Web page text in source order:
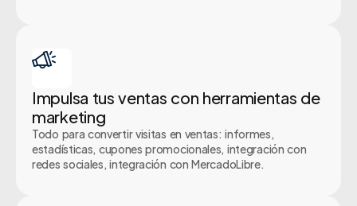
Impulsa tus ventas con herramientas de
marketing
Todo para convertir visitas en ventas: informes,
estadísticas, cupones promocionales, integración con
redes sociales, integración con MercadoLibre.